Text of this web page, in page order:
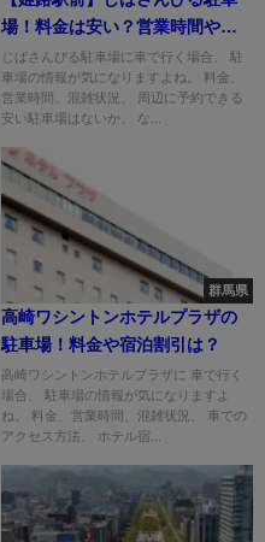
場！料金は安い？営業時間や割
引は？
じばさんびる駐車場に車で行く場合、 駐
車場の情報が気になりますよね。 料金、
営業時間、混雑状況、 周辺に予約できる
安い駐車場はないか、 な...
群馬県
高崎ワシントンホテルプラザの
駐車場！料金や宿泊割引は？
高崎ワシントンホテルプラザに 車で行く
場合、 駐車場の情報が気になりますよ
ね。 料金、営業時間、混雑状況、 車での
アクセス方法、 ホテル宿...